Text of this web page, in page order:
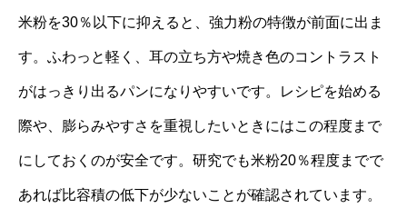
米粉を30％以下に抑えると、強力粉の特徴が前面に出ま
す。ふわっと軽く、耳の立ち方や焼き色のコントラスト
がはっきり出るパンになりやすいです。レシピを始める
際や、膨らみやすさを重視したいときにはこの程度まで
にしておくのが安全です。研究でも米粉20％程度までで
あれば比容積の低下が少ないことが確認されています。